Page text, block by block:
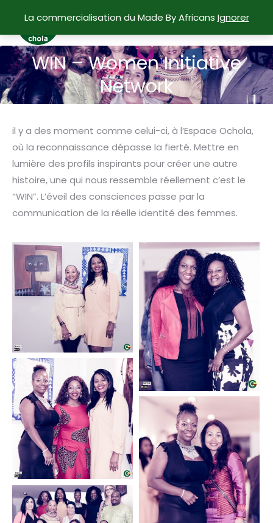
WIN – Women Initiative
Network
Vous êtes ici :
il y a des moment comme celui-ci, à l’Espace Ochola,
où la reconnaissance dépasse la fierté. Mettre en
lumière des profils inspirants pour créer une autre
histoire, une qui nous ressemble réellement c’est le
“WIN”. L’éveil des consciences passe par la
communication de la réelle identité des femmes.
La commercialisation du Made By Africans Ignorer